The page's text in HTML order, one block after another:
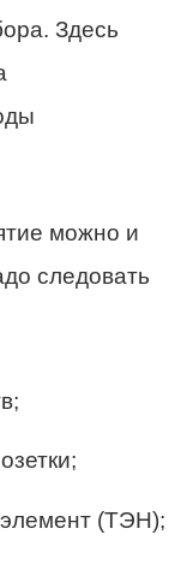
Здесь
можно и
следовать
(ТЭН);